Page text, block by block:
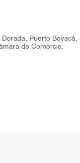
Puerto Boyacá,
de Comercio.